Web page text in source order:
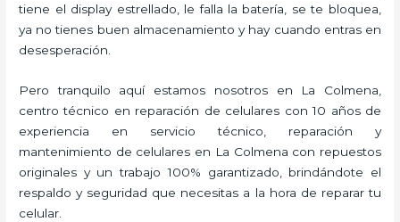
tiene el display estrellado, le falla la batería, se te bloquea,
ya no tienes buen almacenamiento y hay cuando entras en
desesperación.
Pero tranquilo aquí estamos nosotros en La Colmena,
centro técnico en reparación de celulares con 10 años de
experiencia en servicio técnico, reparación y
mantenimiento de celulares en La Colmena con repuestos
originales y un trabajo 100% garantizado, brindándote el
respaldo y seguridad que necesitas a la hora de reparar tu
celular.